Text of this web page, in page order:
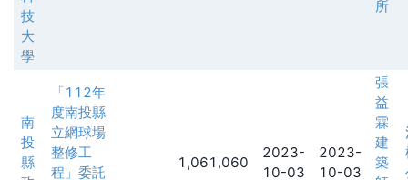
技
大
學
所
南
投
縣
「112年
度南投縣
立網球場
整修工
程」委託
1,061,060
2023-
10-03
2023-
10-03
張
益
霖
建
築